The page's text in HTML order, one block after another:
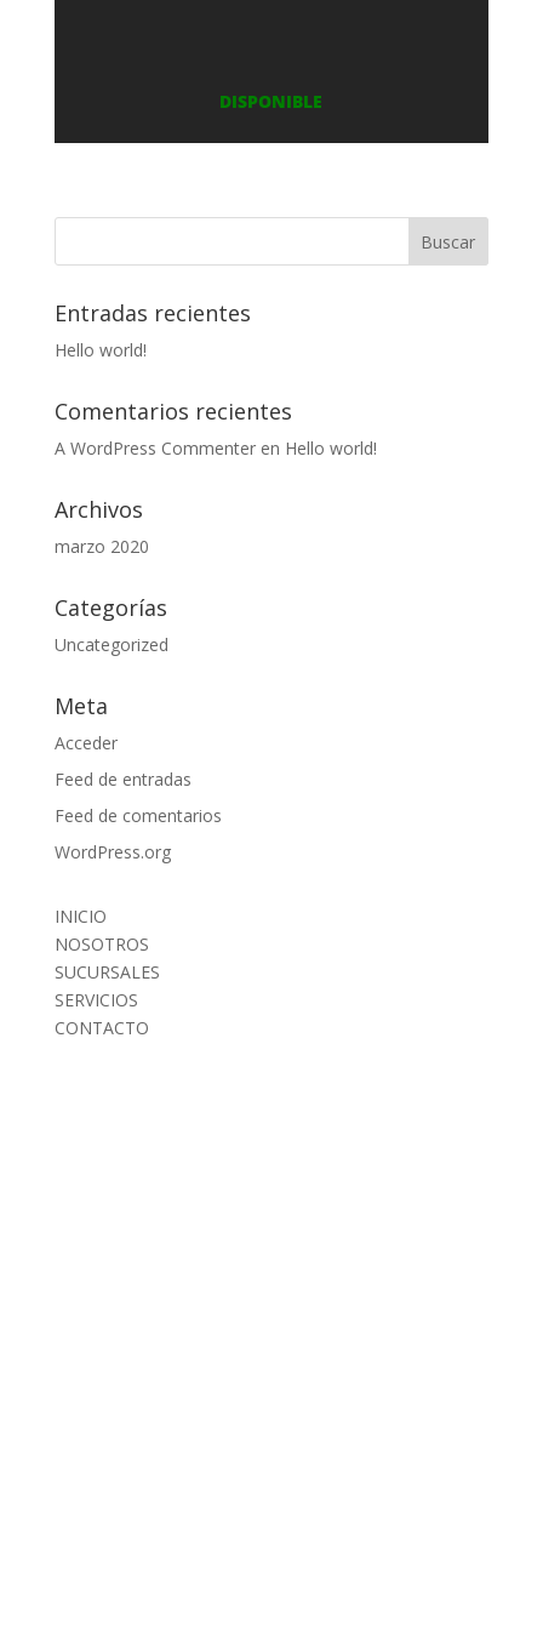
DISPONIBLE
Entradas recientes
Hello world!
Comentarios recientes
A WordPress Commenteren Hello world!
Archivos
marzo 2020
Categorías
Uncategorized
Meta
Acceder
Feed de entradas
Feed de comentarios
WordPress.org
INICIO
NOSOTROS
SUCURSALES
SERVICIOS
CONTACTO